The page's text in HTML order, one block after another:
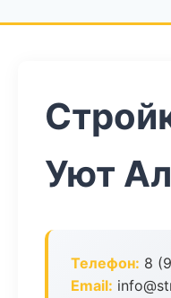
Уют
Телефон: 8
Email: